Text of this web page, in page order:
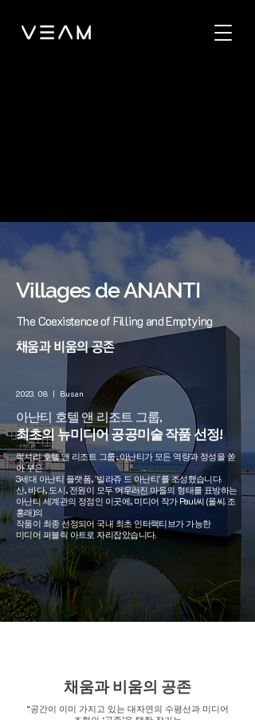
Villages de ANANTI
The Coexistence of Filling and Emptying
​채움과 비움의 공존
2023. 08 | Busan
아난티 호텔 앤 리조트 그룹,
최초의 뉴미디어 공공미술 작품 선정!
럭셔리 호텔 앤 리조트 그룹, 아난티가 모든 역량과 정성을 쏟
아 부은
3세대 아난티 플랫폼, '빌라쥬 드 아난티'를 조성했습니다.
산, 바다, 도시, 전원이 모두 어우러진 마을의 형태를 표방하는
아난티 세계관의 정점인 이곳에, 미디어 작가 Paul씨 (폴씨. 조
홍래)의
작품이 최종 선정되어 국내 최초 인터랙티브가 가능한
미디어 퍼블릭 아트로 자리잡았습니다.
채움과 비움의 공존
“공간이 이미 가지고 있는 대자연의 수평선과 미디어